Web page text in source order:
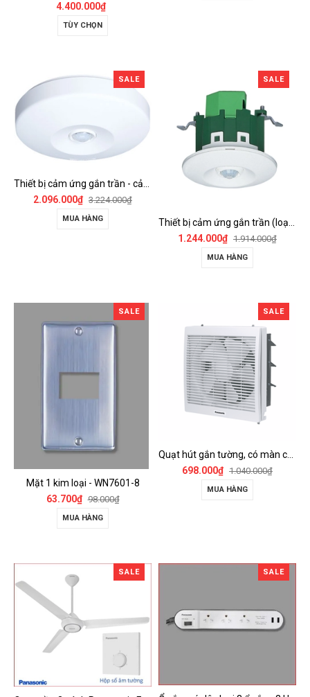
4.400.000₫
TÙY CHỌN
SALE
2.096.000₫ 3.224.000₫
MUA HÀNG
SALE
1.244.000₫ 1.914.000₫
MUA HÀNG
SALE
Mặt 1 kim loại - WN7601-8
63.700₫ 98.000₫
MUA HÀNG
SALE
698.000₫ 1.040.000₫
MUA HÀNG
SALE SALE